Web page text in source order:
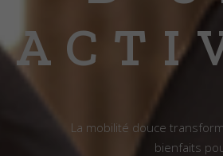
La mobilité douce
bienfaits